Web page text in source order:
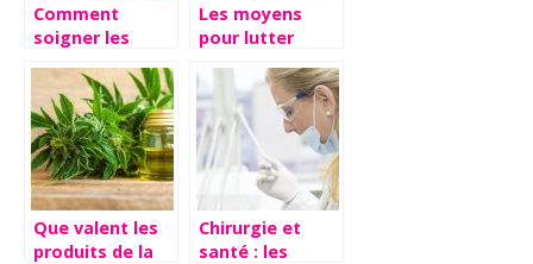
Comment
soigner les
au lit
Les moyens
pour lutter
calvitie et
l’alopécie
Que valent les
produits de la
Chirurgie et
santé : les